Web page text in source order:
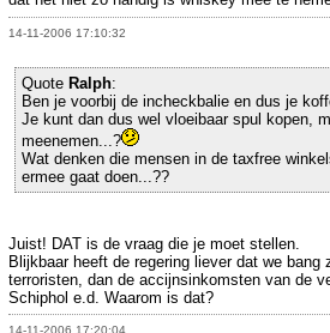
14-11-2006 17:10:32
Quote Ralph:
Ben je voorbij de incheckbalie en dus je
Je kunt dan dus wel vloeibaar spul kopen,
meenemen...?
Wat denken die mensen in de taxfree
ermee gaat doen...??
Juist! DAT is de vraag die je moet stellen.
Blijkbaar heeft de regering liever dat we bang
terroristen, dan de accijnsinkomsten van de
Schiphol e.d. Waarom is dat?
14-11-2006 17:20:04